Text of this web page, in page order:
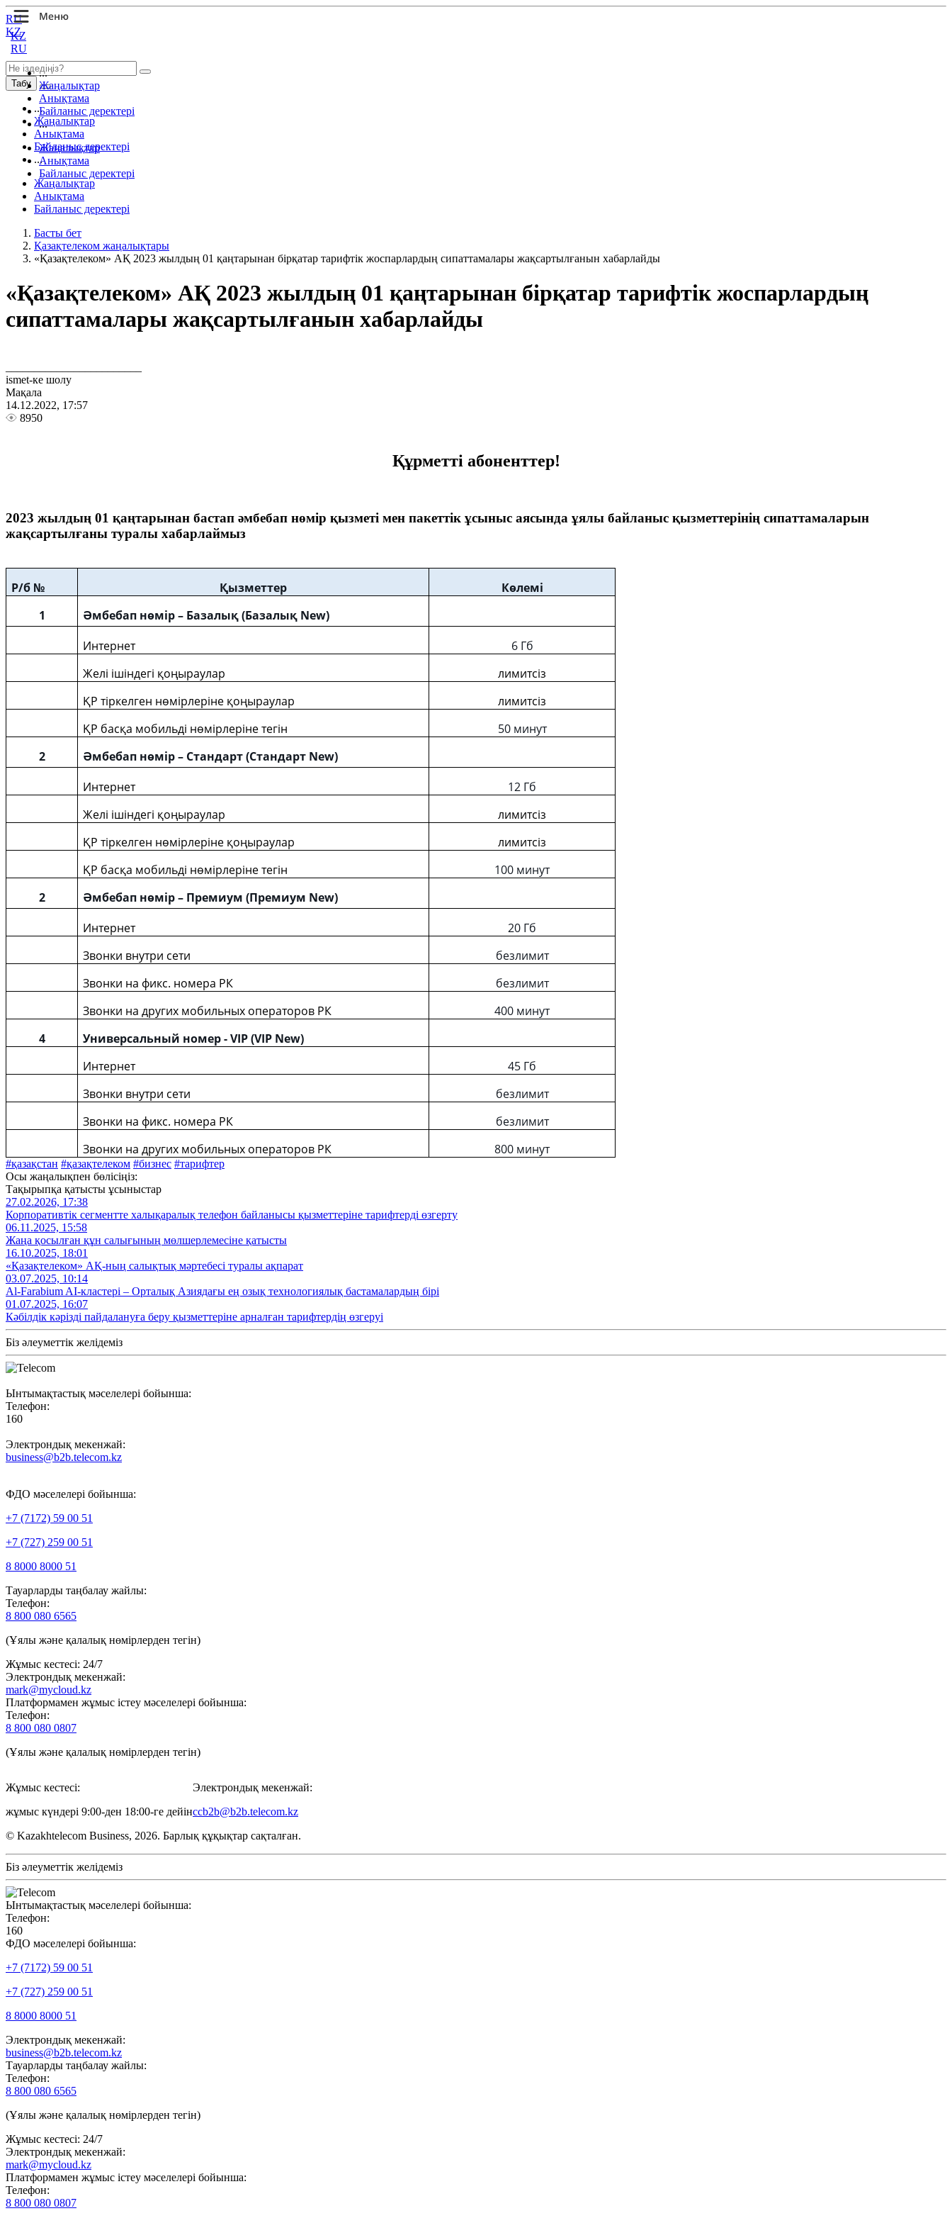
KZ
RU
...
Жаңалықтар
Анықтама
Байланыс деректері
...
Жаңалықтар
Анықтама
Байланыс деректері
RU
KZ
Табу
...
Жаңалықтар
Анықтама
Байланыс деректері
...
Жаңалықтар
Анықтама
Байланыс деректері
Басты бет
Қазақтелеком жаңалықтары
«Қазақтелеком» АҚ 2023 жылдың 01 қаңтарынан бірқатар тарифтік жоспарлардың сипаттамалары жақсартылғанын хабарлайды
«Қазақтелеком» АҚ 2023 жылдың 01 қаңтарынан бірқатар тарифтік жоспарлардың
сипаттамалары жақсартылғанын хабарлайды
ismet-ке шолу
Мақала
14.12.2022, 17:57
8950
Құрметті абоненттер!
2023 жылдың 01 қаңтарынан бастап әмбебап нөмір қызметі мен пакеттік ұсыныс аясында ұялы байланыс қызметтерінің сипаттамаларын
жақсартылғаны туралы хабарлаймыз
Р/б № Қызметтер Көлемі
1
Әмбебап нөмір – Базалық (Базалық New)
Интернет
6 Гб
Желі ішіндегі қоңыраулар
лимитсіз
ҚР тіркелген нөмірлеріне қоңыраулар
лимитсіз
ҚР басқа мобильді нөмірлеріне тегін
50 минут
2
Әмбебап нөмір – Стандарт (Стандарт New)
Интернет
12 Гб
Желі ішіндегі қоңыраулар
лимитсіз
ҚР тіркелген нөмірлеріне қоңыраулар
лимитсіз
ҚР басқа мобильді нөмірлеріне тегін
100 минут
2
Әмбебап нөмір – Премиум (Премиум New)
Интернет
20 Гб
Звонки внутри сети
безлимит
Звонки на фикс. номера РК
безлимит
Звонки на других мобильных операторов РК
400 минут
4
Универсальный номер - VIP(VIP New)
Интернет
45 Гб
Звонки внутри сети
безлимит
Звонки на фикс. номера РК
безлимит
Звонки на других мобильных операторов РК
800 минут
#қазақстан #қазақтелеком #бизнес #тарифтер
Осы жаңалықпен бөлісіңіз:
Тақырыпқа қатысты ұсыныстар
27.02.2026, 17:38
Корпоративтік сегментте халықаралық телефон байланысы қызметтеріне тарифтерді өзгерту
06.11.2025, 15:58
Жаңа қосылған құн салығының мөлшерлемесіне қатысты
16.10.2025, 18:01
«Қазақтелеком» АҚ-ның салықтық мәртебесі туралы ақпарат
03.07.2025, 10:14
Al‑Farabium AI‑кластері – Орталық Азиядағы ең озық технологиялық бастамалардың бірі
01.07.2025, 16:07
Кәбілдік кәрізді пайдалануға беру қызметтеріне арналған тарифтердің өзгеруі
Біз әлеуметтік желідеміз
Ынтымақтастық мәселелері бойынша:
Телефон:
160
Электрондық мекенжай:
business@b2b.telecom.kz
ФДО мәселелері бойынша:
+7 (7172) 59 00 51
+7 (727) 259 00 51
8 8000 8000 51
Тауарларды таңбалау жайлы:
Телефон:
8 800 080 6565
(Ұялы және қалалық нөмірлерден тегін)
Жұмыс кестесі: 24/7
Электрондық мекенжай:
mark@mycloud.kz
Платформамен жұмыс істеу мәселелері бойынша:
Телефон:
8 800 080 0807
(Ұялы және қалалық нөмірлерден тегін)
Жұмыс кестесі:
жұмыс күндері 9:00-ден 18:00-ге дейін
Электрондық мекенжай:
ccb2b@b2b.telecom.kz
© Kazakhtelecom Business, 2026. Барлық құқықтар сақталған.
Біз әлеуметтік желідеміз
Ынтымақтастық мәселелері бойынша:
Телефон:
160
ФДО мәселелері бойынша:
+7 (7172) 59 00 51
+7 (727) 259 00 51
8 8000 8000 51
Электрондық мекенжай:
business@b2b.telecom.kz
Тауарларды таңбалау жайлы:
Телефон:
8 800 080 6565
(Ұялы және қалалық нөмірлерден тегін)
Жұмыс кестесі: 24/7
Электрондық мекенжай:
mark@mycloud.kz
Платформамен жұмыс істеу мәселелері бойынша:
Телефон:
8 800 080 0807